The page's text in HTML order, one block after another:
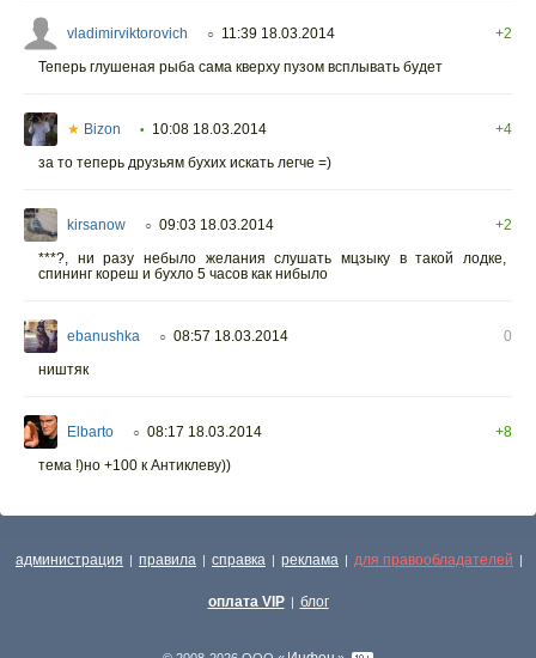
vladimirviktorovich ○ 11:39 18.03.2014
+2
Теперь глушеная рыба сама кверху пузом всплывать будет
★ Bizon • 10:08 18.03.2014
+4
за то теперь друзьям бухих искать легче =)
kirsanow ○ 09:03 18.03.2014
+2
***?, ни разу небыло желания слушать мцзыку в такой лодке,
спининг кореш и бухло 5 часов как нибыло
ebanushka ○ 08:57 18.03.2014
0
ништяк
Elbarto ○ 08:17 18.03.2014
+8
тема !)но +100 к Антиклеву))
администрация | правила | справка | реклама | для правообладателей |
оплата VIP | блог